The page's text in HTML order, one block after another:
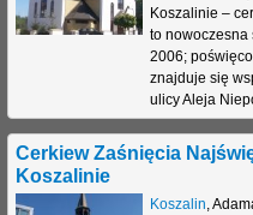
Koszalinie –
to nowoczesna
2006;
znajduje się
ulicy Aleja
Cerkiew Zaśnięcia
Koszalinie
Koszalin,